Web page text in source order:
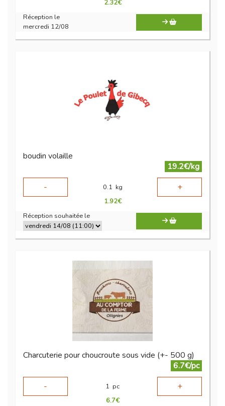
2.32€
Réception le
mercredi 12/08
boudin volaille
19.2€/kg
-
0.1 kg +
1.92€
Réception souhaitée le
Charcuterie pour choucroute sous vide (+- 500 g)
6.7€/pc
-
1 pc +
6.7€